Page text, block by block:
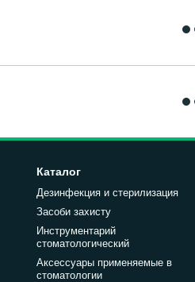
Каталог
Дезинфекция и стерилизация
Засоби захисту
Инструментарий
стоматологический
Аксессуары применяемые в
стоматологии